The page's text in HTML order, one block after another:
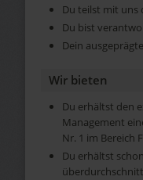
Du teilst mit uns
Du bist
Dein
Wir bieten
Du erhältst den
Management
Nr. 1 im Bereich
Du erhältst